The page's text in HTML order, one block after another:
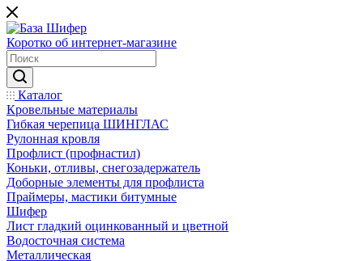
Коротко об интернет-магазине
Каталог
Кровельные материалы
Гибкая черепица ШИНГЛАС
Рулонная кровля
Профлист (профнастил)
Коньки, отливы, снегозадержатель
Доборные элементы для профлиста
Праймеры, мастики битумные
Шифер
Лист гладкий оцинкованный и цветной
Водосточная система
Металлическая